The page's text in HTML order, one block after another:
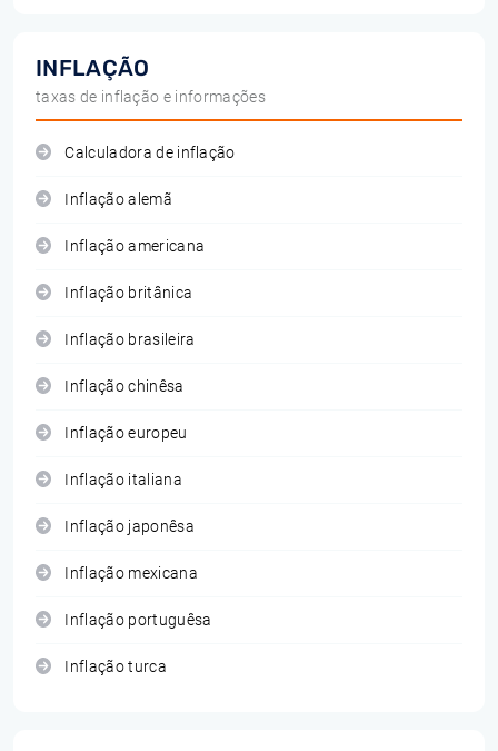
INFLAÇÃO
taxas de inflação e informações
Calculadora de inflação
Inflação alemã
Inflação americana
Inflação britânica
Inflação brasileira
Inflação chinêsa
Inflação europeu
Inflação italiana
Inflação japonêsa
Inflação mexicana
Inflação portuguêsa
Inflação turca